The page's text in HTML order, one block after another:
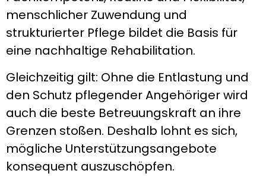
menschlicher Zuwendung und
strukturierter Pflege bildet die Basis für
eine nachhaltige Rehabilitation.
Gleichzeitig gilt: Ohne die Entlastung und
den Schutz pflegender Angehöriger wird
auch die beste Betreuungskraft an ihre
Grenzen stoßen. Deshalb lohnt es sich,
mögliche Unterstützungsangebote
konsequent auszuschöpfen.